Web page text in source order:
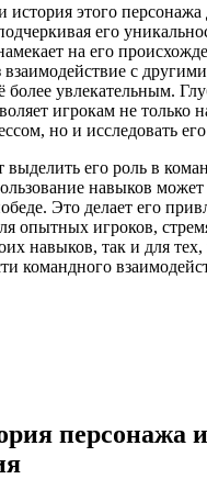
этого
его
на его
взаимодействие с
более увлекательным.
игрокам не только
но и исследовать
выделить его роль в
навыков
Это делает его
опытных игроков,
навыков, так и для тех,
командного
персонажа и